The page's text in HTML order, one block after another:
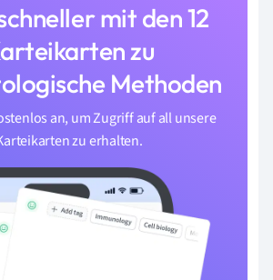
mit den 12
zu
Methoden
an, um Zugriff auf all unsere
zu erhalten.